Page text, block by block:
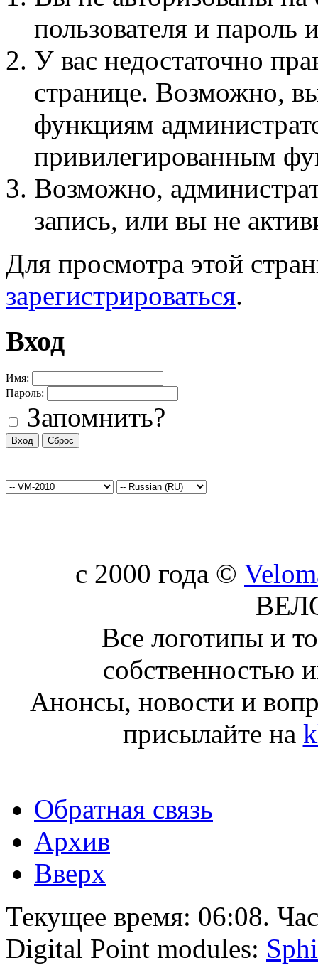
пользователя и пароль
У вас недостаточно
странице. Возможно,
функциям
привилегированным
Возможно,
запись, или вы не
Для просмотра этой
зарегистрироваться.
Вход
Имя:
Пароль:
Запомнить?
c 2000 года ©
Все логотипы и
собственностью
Анонсы, новости и
присылайте на
Обратная связь
Архив
Вверх
Текущее время: 06:08.
Digital Point modules: